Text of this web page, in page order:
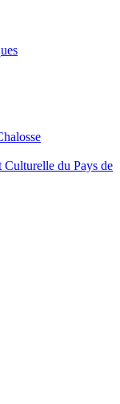
du Pays de